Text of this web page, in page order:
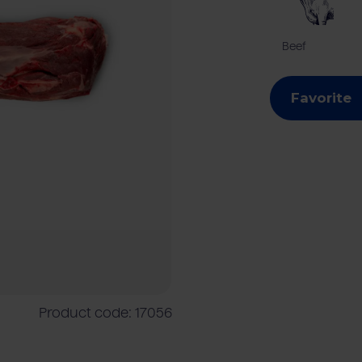
Beef
Meat processing industry
Product code: 17056
Beef
Favorite